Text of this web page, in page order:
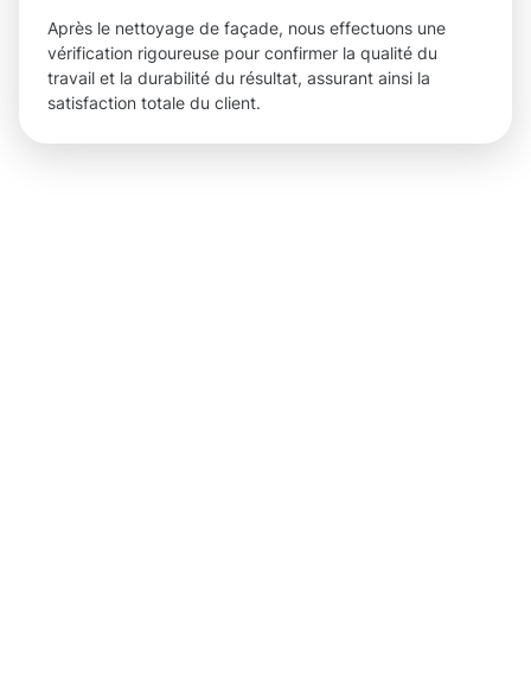
Après le nettoyage de façade, nous effectuons une
vérification rigoureuse pour confirmer la qualité du
travail et la durabilité du résultat, assurant ainsi la
satisfaction totale du client.